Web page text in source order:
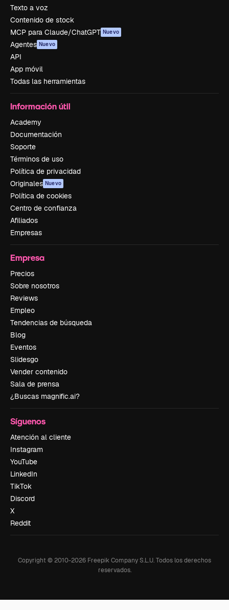
Texto a voz
Contenido de stock
MCP para Claude/ChatGPT Nuevo
Agentes Nuevo
API
App móvil
Todas las herramientas
Información útil
Academy
Documentación
Soporte
Términos de uso
Política de privacidad
Originales Nuevo
Política de cookies
Centro de confianza
Afiliados
Empresas
Empresa
Precios
Sobre nosotros
Reviews
Empleo
Tendencias de búsqueda
Blog
Eventos
Slidesgo
Vender contenido
Sala de prensa
¿Buscas magnific.ai?
Síguenos
Atención al cliente
Instagram
YouTube
LinkedIn
TikTok
Discord
X
Reddit
Copyright © 2010-2026 Freepik Company S.L.U.Todos los derechos
reservados.